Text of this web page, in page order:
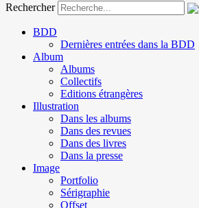
Rechercher
BDD
Dernières entrées dans la BDD
Album
Albums
Collectifs
Editions étrangères
Illustration
Dans les albums
Dans des revues
Dans des livres
Dans la presse
Image
Portfolio
Sérigraphie
Offset